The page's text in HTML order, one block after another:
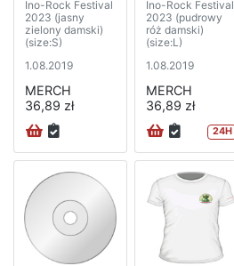
Ino-Rock Festival
2023 (jasny
zielony damski)
(size:S)
1.08.2019
MERCH
36,89 zł
Ino-Rock Festival
2023 (pudrowy
róż damski)
(size:L)
1.08.2019
MERCH
36,89 zł
24H